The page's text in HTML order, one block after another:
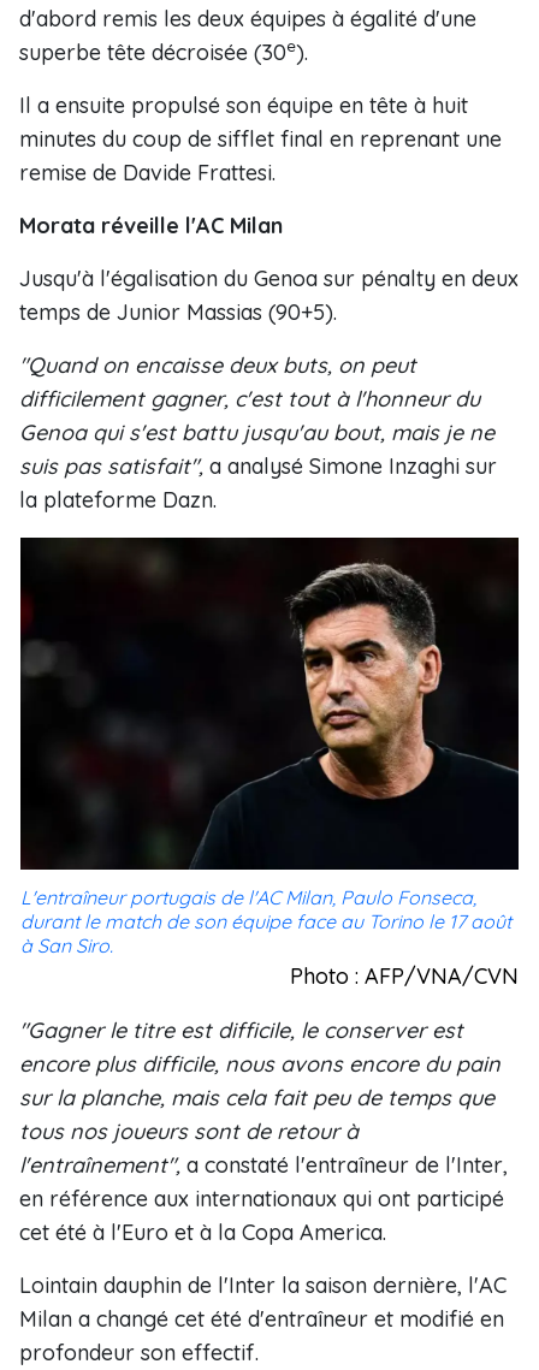
d'abord remis les deux équipes à égalité d'une
superbe tête décroisée (30e).
Il a ensuite propulsé son équipe en tête à huit
minutes du coup de sifflet final en reprenant une
remise de Davide Frattesi.
Morata réveille l'AC Milan
Jusqu'à l'égalisation du Genoa sur pénalty en deux
temps de Junior Massias (90+5).
"Quand on encaisse deux buts, on peut
difficilement gagner, c'est tout à l'honneur du
Genoa qui s'est battu jusqu'au bout, mais je ne
suis pas satisfait", a analysé Simone Inzaghi sur
la plateforme Dazn.
L'entraîneur portugais de l'AC Milan, Paulo Fonseca,
durant le match de son équipe face au Torino le 17 août
à San Siro.
Photo : AFP/VNA/CVN
"Gagner le titre est difficile, le conserver est
encore plus difficile, nous avons encore du pain
sur la planche, mais cela fait peu de temps que
tous nos joueurs sont de retour à
l'entraînement", a constaté l'entraîneur de l'Inter,
en référence aux internationaux qui ont participé
cet été à l'Euro et à la Copa America.
Lointain dauphin de l'Inter la saison dernière, l'AC
Milan a changé cet été d'entraîneur et modifié en
profondeur son effectif.